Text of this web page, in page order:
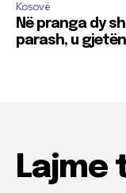
Kosovë
Në pranga dy
parash, u gjetën
Lajme